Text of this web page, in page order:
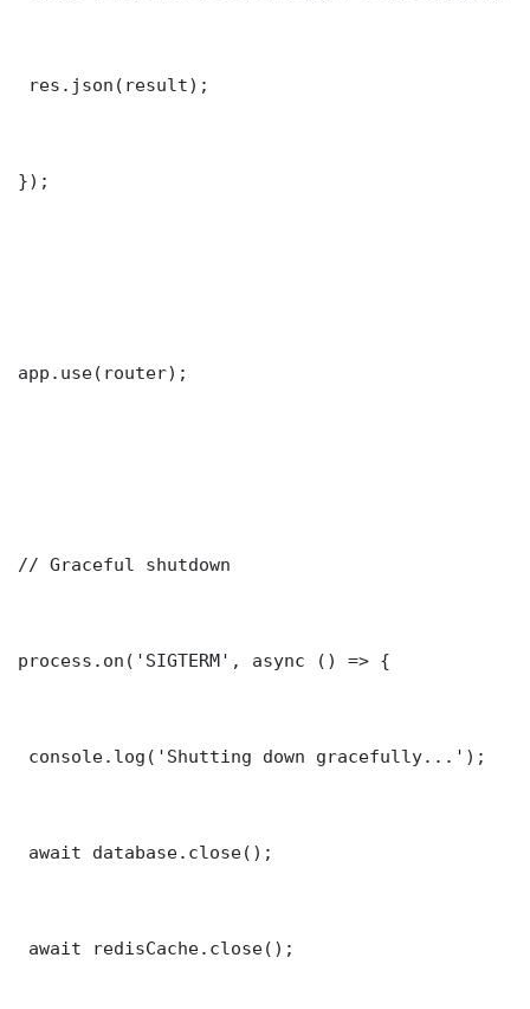
res.json(result);
});
app.use(router);
// Graceful shutdown
process.on('SIGTERM', async () => {
console.log('Shutting down gracefully...');
await database.close();
await redisCache.close();